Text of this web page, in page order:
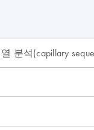
분석(capillary